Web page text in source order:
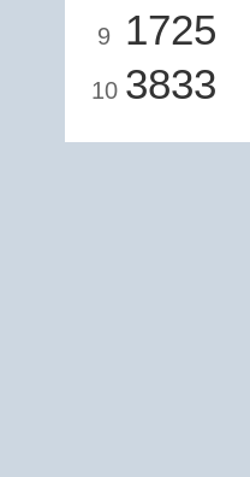
9 1725
10 3833